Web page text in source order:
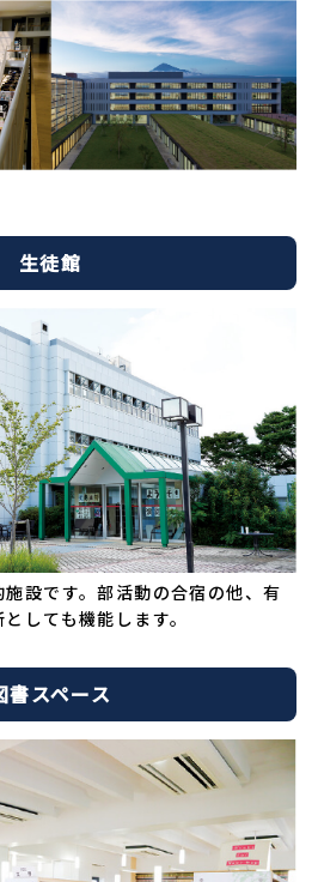
生徒館
設です。部活動の合宿の他、有
しても機能します。
書スペース